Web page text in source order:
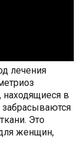
лечения
находящиеся в
забрасываются
Это
для женщин,